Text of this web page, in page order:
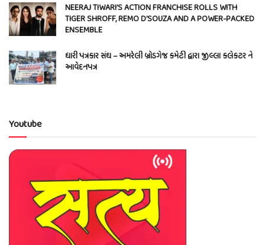
NEERAJ TIWARI’S ACTION FRANCHISE ROLLS WITH
TIGER SHROFF, REMO D’SOUZA AND A POWER-PACKED
ENSEMBLE
ધારી પત્રકાર સંઘ – અમરેલી બ્રોડગેજ કમેટી દ્વારા જીલ્લા કલેકટર ને
આવેદનપત્ર
Youtube